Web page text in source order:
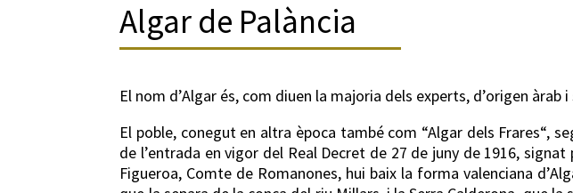
Algar de Palància
El nom d’Algar és, com diuen la majoria dels experts, d’origen
El poble, conegut en altra època també com “Algar dels Frares“,
de l’entrada en vigor del Real Decret de 27 de juny de 1916,
Figueroa, Comte de Romanones, hui baix la forma valenciana